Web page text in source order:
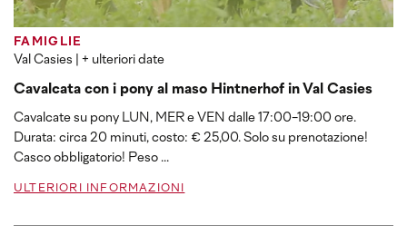
FAMIGLIE
Val Casies | + ulteriori date
Cavalcata con i pony al maso Hintnerhof in Val Casies
Cavalcate su pony LUN, MER e VEN dalle 17:00-19:00 ore.
Durata: circa 20 minuti, costo: € 25,00. Solo su prenotazione!
Casco obbligatorio! Peso ...
ULTERIORI INFORMAZIONI